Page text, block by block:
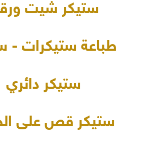
ستيكر شيت
طباعة ستيكرات -
ستيكر دائري
ستيكر قص على